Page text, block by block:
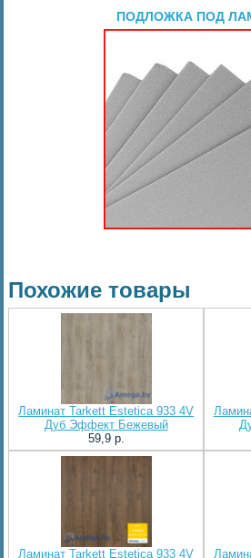
ПОДЛОЖКА ПОД
Похожие товары
Ламинат Tarkett Estetica 933 4V
Дуб Эффект Бежевый
59,9 p.
Ламинат Tarkett Estetica 933 4V